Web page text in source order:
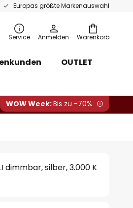
Europas größte Markenauswahl
Warenkorb
Service Anmelden
OUTLET
WOW Week:Bis zu -70%
dimmbar, silber, 3.000 K